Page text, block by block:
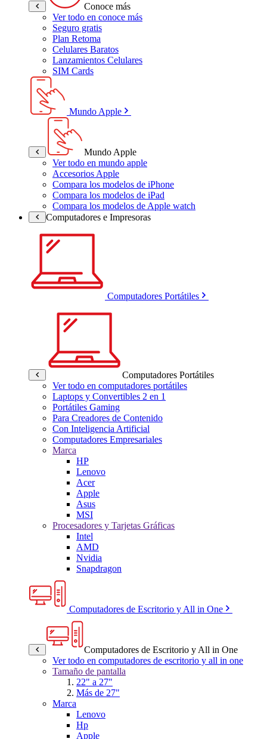
Conoce más
Ver todo en conoce más
Seguro gratis
Plan Retoma
Celulares Baratos
Lanzamientos Celulares
SIM Cards
Mundo Apple
Mundo Apple
Ver todo en mundo apple
Accesorios Apple
Compara los modelos de iPhone
Compara los modelos de iPad
Compara los modelos de Apple watch
Computadores e Impresoras
Computadores Portátiles
Computadores Portátiles
Ver todo en computadores portátiles
Laptops y Convertibles 2 en 1
Portátiles Gaming
Para Creadores de Contenido
Con Inteligencia Artificial
Computadores Empresariales
Marca
HP
Lenovo
Acer
Apple
Asus
MSI
Procesadores y Tarjetas Gráficas
Intel
AMD
Nvidia
Snapdragon
Computadores de Escritorio y All in One
Computadores de Escritorio y All in One
Ver todo en computadores de escritorio y all in one
Tamaño de pantalla
22" a 27"
Más de 27"
Marca
Lenovo
Hp
Apple